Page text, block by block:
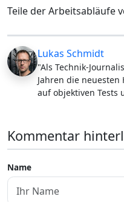
Teile der Arbeitsabläufe
Lukas Schmidt
"Als Technik-
Jahren die neuesten
auf objektiven Tests
Kommentar
Name